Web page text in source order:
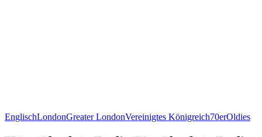
EnglischLondonGreater LondonVereinigtes Königreich70erOldies